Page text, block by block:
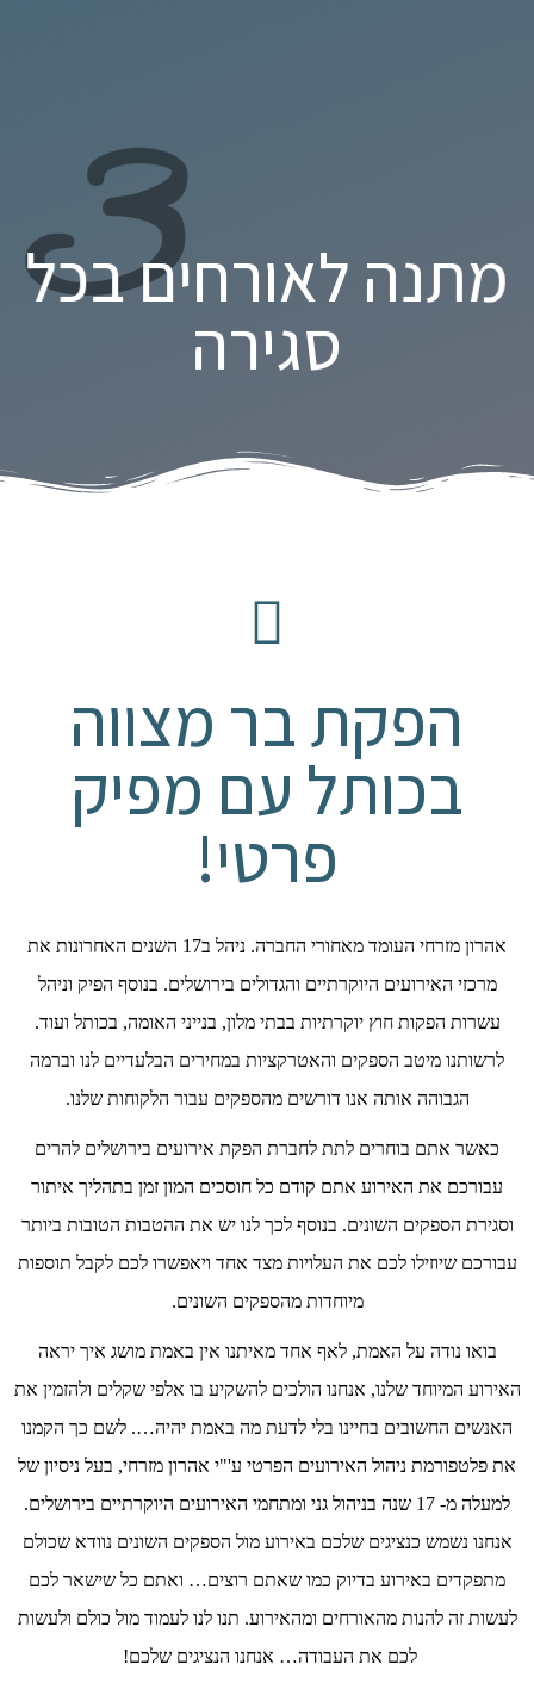
3
מתנה לאורחים בכל
סגירה
הפקת בר מצווה
בכותל עם מפיק
פרטי!
אהרון מזרחי העומד מאחורי החברה. ניהל ב17 השנים האחרונות את
מרכזי האירועים היוקרתיים והגדולים בירושלים. בנוסף הפיק וניהל
עשרות הפקות חוץ יוקרתיות בבתי מלון, בנייני האומה, בכותל ועוד.
לרשותנו מיטב הספקים והאטרקציות במחירים הבלעדיים לנו וברמה
הגבוהה אותה אנו דורשים מהספקים עבור הלקוחות שלנו.
כאשר אתם בוחרים לתת לחברת הפקת אירועים בירושלים להרים
עבורכם את האירוע אתם קודם כל חוסכים המון זמן בתהליך איתור
וסגירת הספקים השונים. בנוסף לכך לנו יש את ההטבות הטובות ביותר
עבורכם שיוזילו לכם את העלויות מצד אחד ויאפשרו לכם לקבל תוספות
מיוחדות מהספקים השונים.
בואו נודה על האמת, לאף אחד מאיתנו אין באמת מושג איך יראה
האירוע המיוחד שלנו, אנחנו הולכים להשקיע בו אלפי שקלים ולהזמין את
האנשים החשובים בחיינו בלי לדעת מה באמת יהיה…. לשם כך הקמנו
את פלטפורמת ניהול האירועים הפרטי ע'"י אהרון מזרחי, בעל ניסיון של
למעלה מ- 17 שנה בניהול גני ומתחמי האירועים היוקרתיים בירושלים.
אנחנו נשמש כנציגים שלכם באירוע מול הספקים השונים נוודא שכולם
מתפקדים באירוע בדיוק כמו שאתם רוצים… ואתם כל שישאר לכם
לעשות זה להנות מהאורחים ומהאירוע. תנו לנו לעמוד מול כולם ולעשות
לכם את העבודה… אנחנו הנציגים שלכם!